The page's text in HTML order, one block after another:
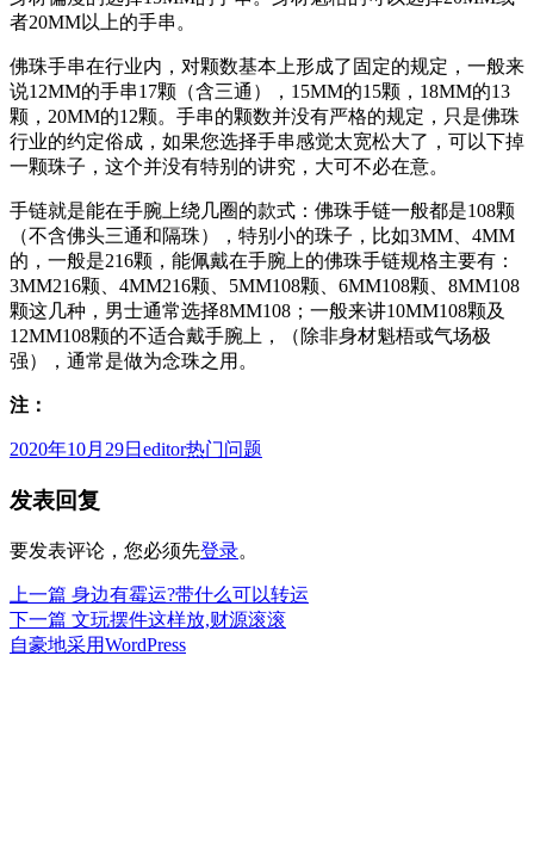
者20MM以上的手串。
佛珠手串在行业内，对颗数基本上形成了固定的规定，一般来
说12MM的手串17颗（含三通），15MM的15颗，18MM的13
颗，20MM的12颗。手串的颗数并没有严格的规定，只是佛珠
行业的约定俗成，如果您选择手串感觉太宽松大了，可以下掉
一颗珠子，这个并没有特别的讲究，大可不必在意。
手链就是能在手腕上绕几圈的款式：佛珠手链一般都是108颗
（不含佛头三通和隔珠），特别小的珠子，比如3MM、4MM
的，一般是216颗，能佩戴在手腕上的佛珠手链规格主要有：
3MM216颗、4MM216颗、5MM108颗、6MM108颗、8MM108
颗这几种，男士通常选择8MM108；一般来讲10MM108颗及
12MM108颗的不适合戴手腕上，（除非身材魁梧或气场极
强），通常是做为念珠之用。
注：
发
于
2020年10月29日 作
editor分
热门问题
发表回复
要发表评论，您必须先登录。
文
章
上一篇 上
篇
文
身边有霉运?带什么可以转运
下一篇 下
篇
文玩摆件这样放,财源滚滚
自豪地采用WordPress